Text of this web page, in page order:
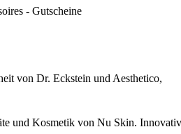
- Gutscheine
von Dr. Eckstein und Aesthetico,
und Kosmetik von Nu Skin.